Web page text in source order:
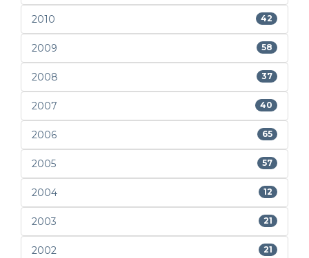
2010 42
2009 58
2008 37
2007 40
2006 65
2005 57
2004 12
2003 21
2002 21